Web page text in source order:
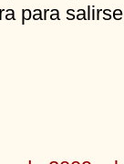
para